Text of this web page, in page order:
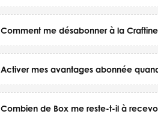
Comment me désabonner à la
Activer mes avantages abonnée
Combien de Box me reste-t-il à